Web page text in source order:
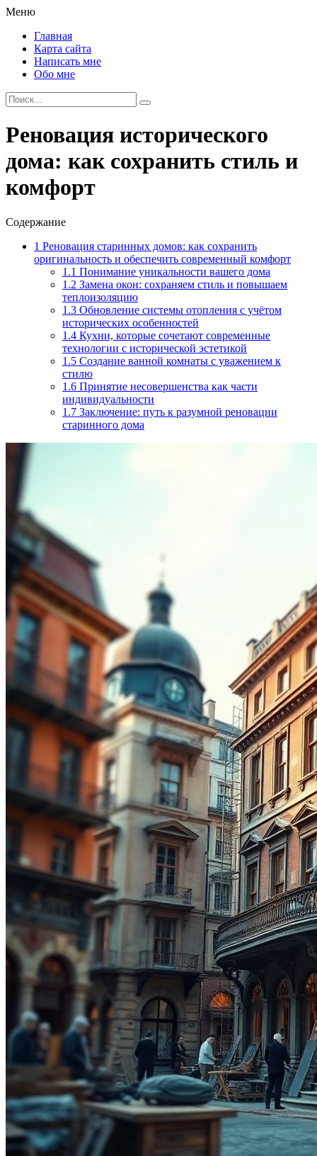
Меню
Главная
Карта сайта
Написать мне
Обо мне
Реновация исторического
дома: как сохранить стиль и
комфорт
Содержание
1 Реновация старинных домов: как сохранить
оригинальность и обеспечить современный комфорт
1.1 Понимание уникальности вашего дома
1.2 Замена окон: сохраняем стиль и повышаем
теплоизоляцию
1.3 Обновление системы отопления с учётом
исторических особенностей
1.4 Кухни, которые сочетают современные
технологии с исторической эстетикой
1.5 Создание ванной комнаты с уважением к
стилю
1.6 Принятие несовершенства как части
индивидуальности
1.7 Заключение: путь к разумной реновации
старинного дома